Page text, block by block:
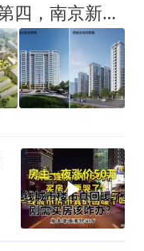
涨幅34%！重点城市全国第四，南京新房市场回热超预期！